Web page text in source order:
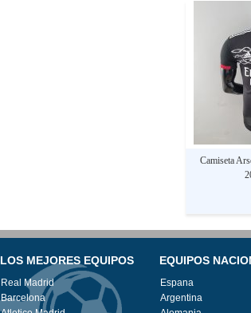
Camiseta
LOS MEJORES EQUIPOS
Real Madrid
Barcelona
EQUIPOS
Espana
Argentina